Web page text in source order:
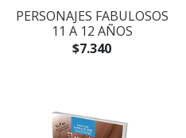
PERSONAJES FABULOSOS
11 A 12 AÑOS
$7.340